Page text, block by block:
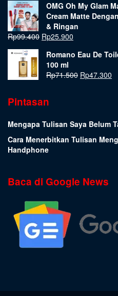
OMG Oh My Glam
Cream Matte
& Ringan
Rp99.400 Rp25.900
Romano Eau De
100 ml
Rp71.500 Rp47.300
Pintasan
Mengapa Tulisan Saya Belum
Cara Menerbitkan Tulisan
Handphone
Baca di Google News